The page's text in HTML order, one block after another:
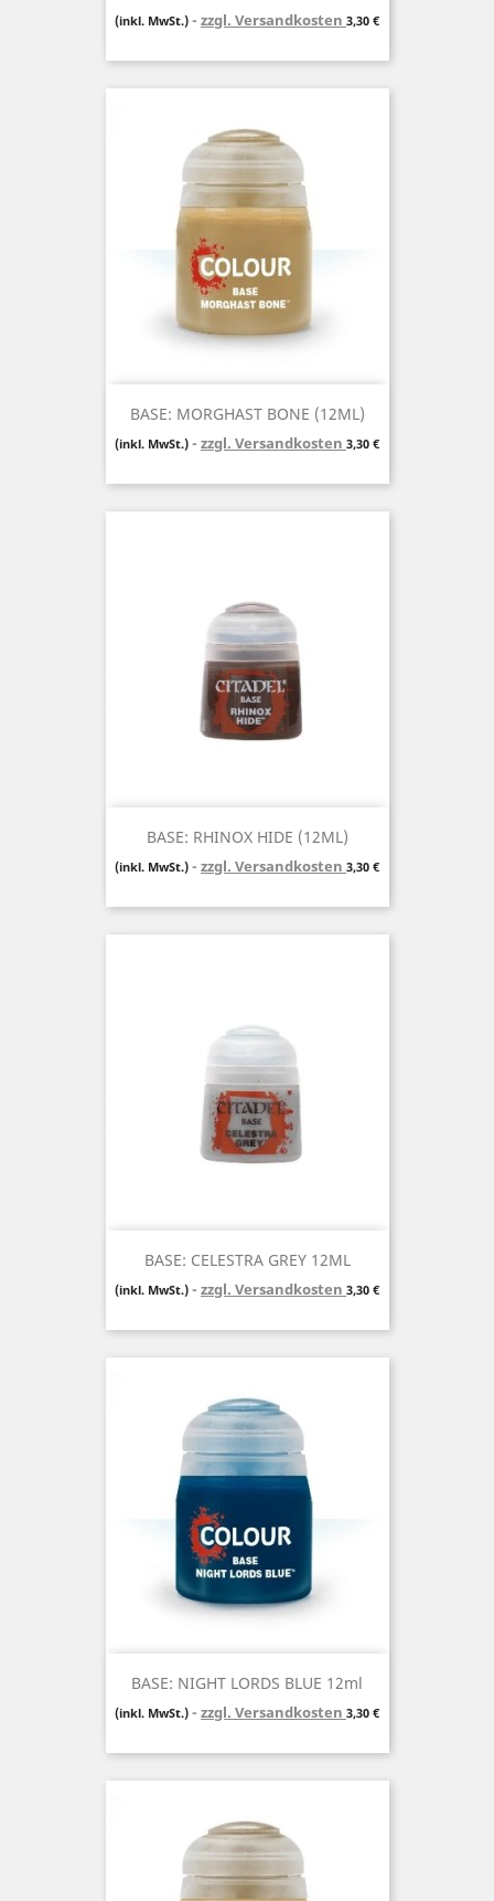
(inkl. MwSt.) zzgl. Versandkosten Preis
3,30 €
BASE: MORGHAST BONE (12ML)
(inkl. MwSt.) zzgl. Versandkosten Preis
3,30 €
BASE: RHINOX HIDE (12ML)
(inkl. MwSt.) zzgl. Versandkosten Preis
3,30 €
BASE: CELESTRA GREY 12ML
(inkl. MwSt.) zzgl. Versandkosten Preis
3,30 €
BASE: NIGHT LORDS BLUE 12ml
(inkl. MwSt.) zzgl. Versandkosten Preis
3,30 €